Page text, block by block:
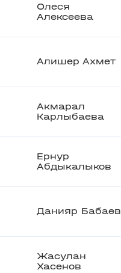
Олеся
Алексеева
Алишер Ахмет
Акмарал
Карлыбаева
Ернур
Абдыкалыков
Данияр Бабаев
Жасулан
Хасенов